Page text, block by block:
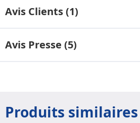
Avis Clients (1)
Avis Presse (5)
Produits similaires